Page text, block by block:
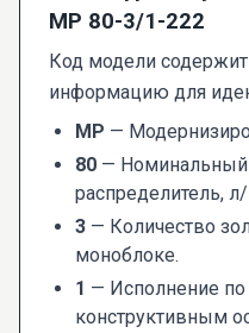
МР 80-3/1-222
Код модели
информацию для
МР —
80 — Номинальный
распределитель,
3 — Количество
моноблоке.
1 — Исполнение по
конструктивным